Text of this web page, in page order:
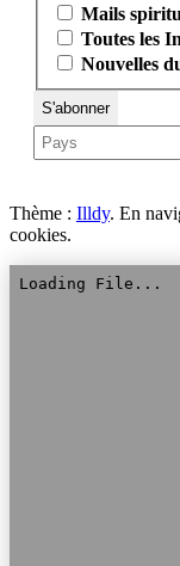
Mails
Toutes les
Nouvelles
Thème : Illdy. En
cookies.